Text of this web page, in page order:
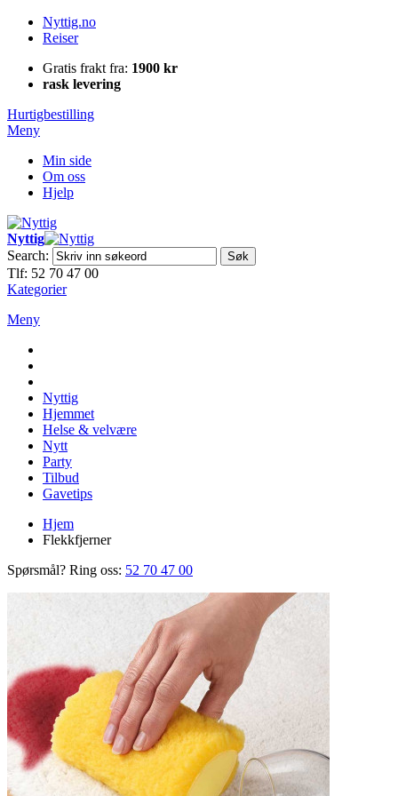
Nyttig.no
Reiser
Gratis frakt fra: 1900 kr
rask levering
Hurtigbestilling
Meny
Min side
Om oss
Hjelp
Nyttig
Search:
Søk
Tlf: 52 70 47 00
Kategorier
Meny
Nyttig
Hjemmet
Helse & velvære
Nytt
Party
Tilbud
Gavetips
Hjem
Flekkfjerner
Spørsmål? Ring oss: 52 70 47 00